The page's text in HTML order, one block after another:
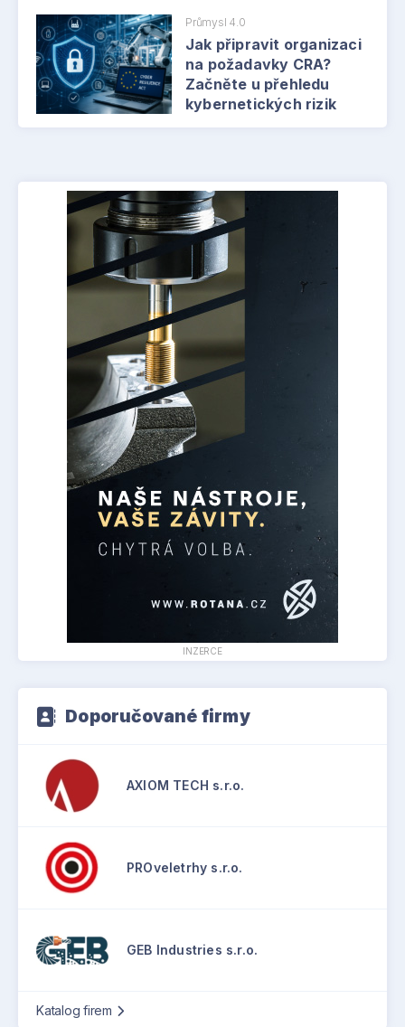
Průmysl 4.0
Jak připravit organizaci
na požadavky CRA?
Začněte u přehledu
kybernetických rizik
INZERCE
Doporučované firmy
AXIOM TECH s.r.o.
PROveletrhy s.r.o.
GEB Industries s.r.o.
Katalog firem